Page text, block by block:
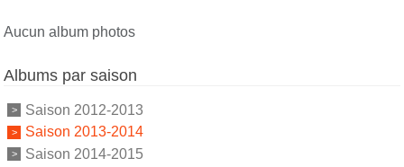
Aucun album photos
Albums par saison
Saison 2012-2013
Saison 2013-2014
Saison 2014-2015